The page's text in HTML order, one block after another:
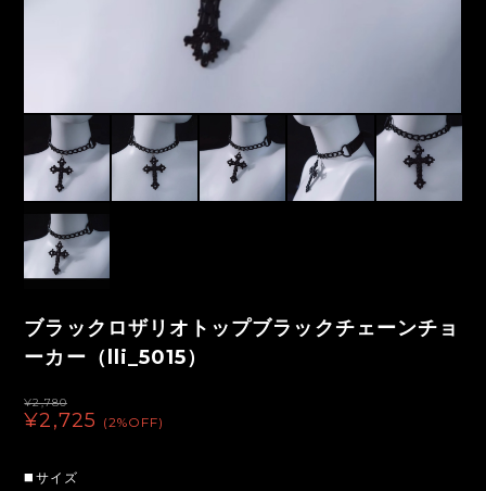
ブラックロザリオトップブラックチェーンチョ
ーカー（lli_5015）
¥2,780
¥2,725 (2%OFF)
◼️サイズ